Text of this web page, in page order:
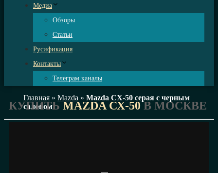
Медиа
Обзоры
Статьи
Русификация
Контакты
Телеграм каналы
Главная » Mazda » Mazda СХ-50 серая с черным
салоном
КУПИТЬ MAZDA СХ-50 В МОСКВЕ